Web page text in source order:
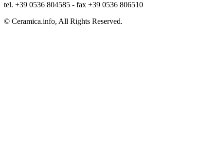
tel. +39 0536 804585 - fax +39 0536 806510
© Ceramica.info, All Rights Reserved.